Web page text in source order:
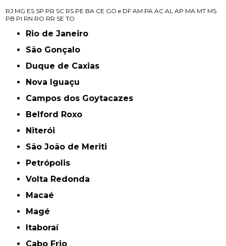
RJ MG ES SP PR SC RS PE BA CE GO e DF AM PA AC AL AP MA MT MS
PB PI RN RO RR SE TO
Rio de Janeiro
São Gonçalo
Duque de Caxias
Nova Iguaçu
Campos dos Goytacazes
Belford Roxo
Niterói
São João de Meriti
Petrópolis
Volta Redonda
Macaé
Magé
Itaboraí
Cabo Frio